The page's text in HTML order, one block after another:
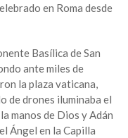
en Roma desde
Basílica de San
ante miles de
la plaza vaticana,
de drones iluminaba el
manos de Dios y Adán
Ángel en la Capilla